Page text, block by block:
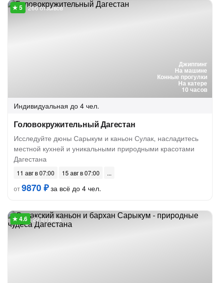
Джиппинг
На машине
Конные прогулки
На катере
10 часов
266 отзывов
Индивидуальная до 4 чел.
Головокружительный Дагестан
Исследуйте дюны Сарыкум и каньон Сулак, насладитесь
местной кухней и уникальными природными красотами
Дагестана
11 авг в 07:00
15 авг в 07:00
от9870 ₽за всё до 4 чел.
22 отзыва